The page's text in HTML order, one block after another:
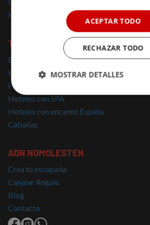
Hoteles solo para adultos
TOP BÚSQUEDAS
Escapadas cerca de Madrid
Hoteles con Encanto Cataluña
Hoteles con Jacuzzi
Hoteles con SPA
Hoteles con encanto España
Cabañas
ADN NOMOLESTEN
Crea tu escapada
Canjear Regalo
Blog
Contacto
ACEPTAR TODO
RECHAZAR TODO
MOSTRAR DETALLES
Cookies
estrictamente
necesarias
Cookies de
preferencias